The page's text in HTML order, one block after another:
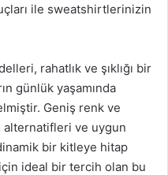
ile sweatshirtlerinizin
rahatlık ve şıklığı bir
günlük yaşamında
Geniş renk ve
alternatifleri ve uygun
bir kitleye hitap
ideal bir tercih olan bu